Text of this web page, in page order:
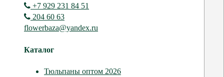
+7 929 231 84 51
204 60 63
flowerbaza@yandex.ru
Каталог
Тюльпаны оптом 2026